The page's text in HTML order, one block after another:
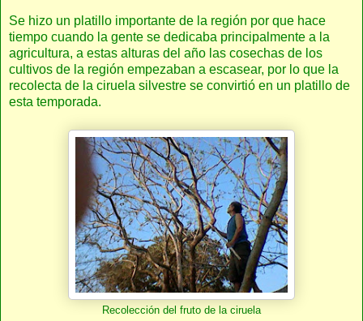
Se hizo un platillo importante de la región por que hace
tiempo cuando la gente se dedicaba principalmente a la
agricultura, a estas alturas del año las cosechas de los
cultivos de la región empezaban a escasear, por lo que la
recolecta de la ciruela silvestre se convirtió en un platillo de
esta temporada.
Recolección del fruto de la ciruela